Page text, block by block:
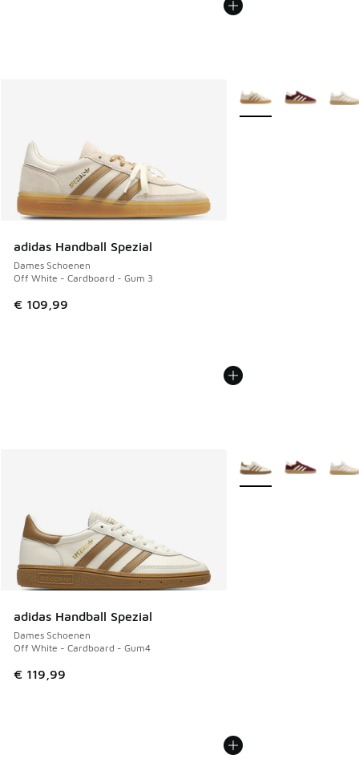
adidas Handball Spezial
Dames Schoenen
Off White - Cardboard - Gum 3
€ 109,99
Meer kleuren
adidas Handball Spezial
Dames Schoenen
Off White - Cardboard - Gum4
€ 119,99
Meer kleuren